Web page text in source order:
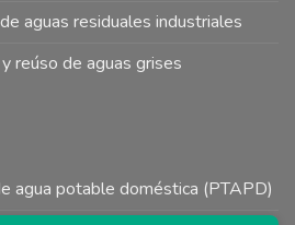
aguas residuales industriales
reúso de aguas grises
agua potable doméstica (PTAPD)